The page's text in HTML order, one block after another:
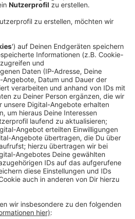
das Schützenwesen,
auch ehrenamtliche Verbände.
einzudämmen, können
bei der Stadt Fördergelder
und Vereine können für eine
schriftlich einen Antrag bei der
auch onlien funktionieren.